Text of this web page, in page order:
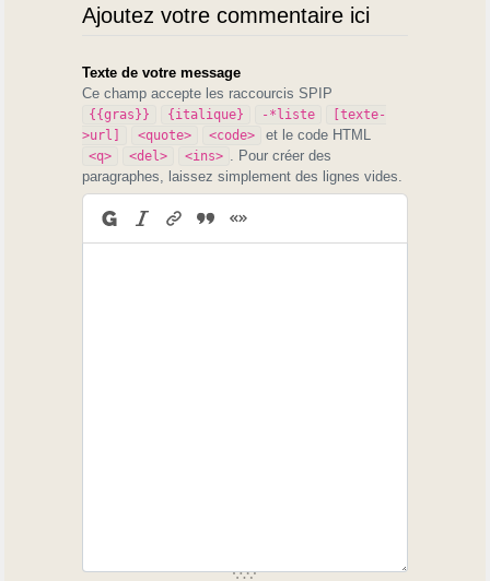
Ajoutez votre commentaire ici
Texte de votre message
Ce champ accepte les raccourcis SPIP
{{gras}} {italique} -*liste
[texte-
>url]
<quote> <code> et le code HTML
<q> <del> <ins> . Pour créer des
paragraphes, laissez simplement des lignes vides.